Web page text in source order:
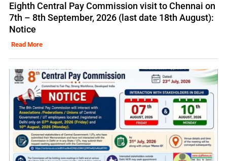
Eighth Central Pay Commission visit to Chennai on
7th – 8th September, 2026 (last date 18th August):
Notice
Read More